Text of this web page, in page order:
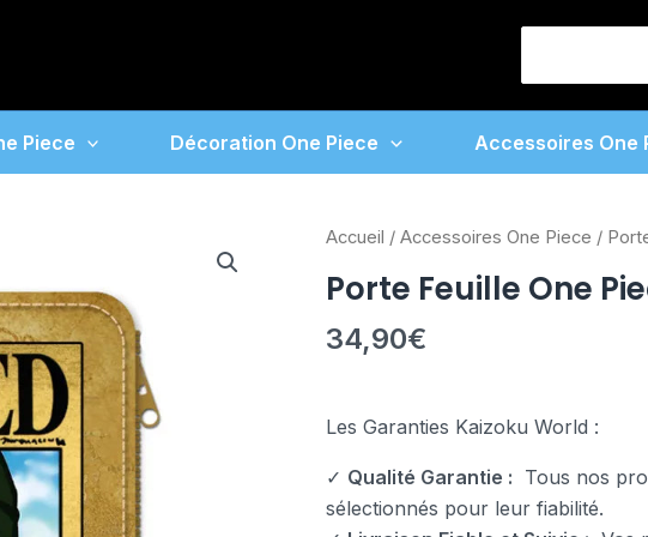
Piece Décoration One Piece Accessoires One
Accueil / Accessoires One Piece /
Porte Feuille One
34,90€
Les Garanties Kaizoku World :
✓ Qualité Garantie : Tous nos
sélectionnés pour leur fiabilité.
quantité
Porte
Feuille
Zoro